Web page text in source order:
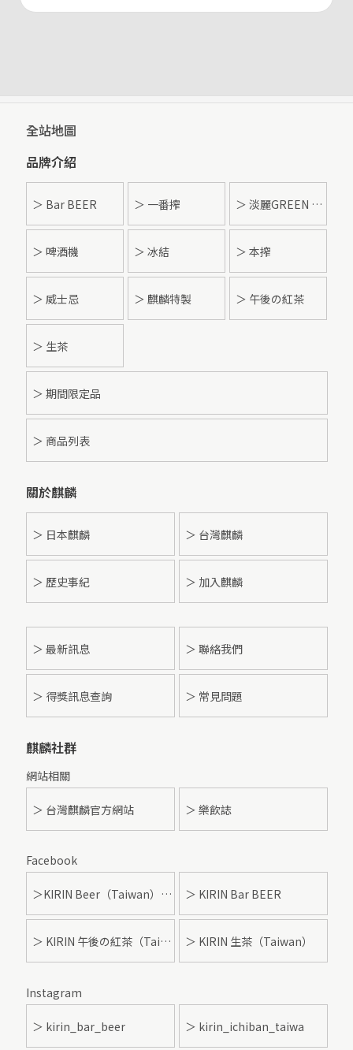
全站地圖
品牌介紹
＞ Bar BEER ＞ 一番搾 ＞ 淡麗GREEN LABEL
＞ 啤酒機 ＞ 冰結 ＞ 本搾
＞ 威士忌 ＞ 麒麟特製 ＞ 午後の紅茶
＞ 生茶
＞ 期間限定品
＞ 商品列表
關於麒麟
＞ 日本麒麟 ＞ 台灣麒麟
＞ 歷史事紀 ＞ 加入麒麟
＞ 最新訊息 ＞ 聯絡我們
＞ 得獎訊息查詢 ＞ 常見問題
麒麟社群
網站相關
＞ 台灣麒麟官方網站 ＞ 樂飲誌
Facebook
＞KIRIN Beer（Taiwan）- 麒麟啤酒 ＞ KIRIN Bar BEER
＞ KIRIN 午後の紅茶（Taiwan） ＞ KIRIN 生茶（Taiwan）
Instagram
＞ kirin_bar_beer ＞ kirin_ichiban_taiwa